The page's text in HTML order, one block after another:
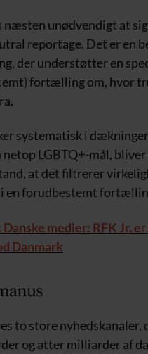
næsten unødvendigt at
reportage. Det er en
der understøtter en
fortælling om, hvor
systematisk i
netop LGBTQ+-mål,
at det filtrerer
i en forudbestemt
Danske medier: RFK Jr.
Danmark
to store nyhedskanaler,
og atter milliarder af